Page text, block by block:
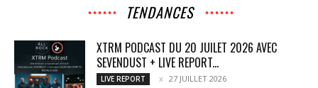
TENDANCES
XTRM PODCAST DU 20 JUILET 2026 AVEC
SEVENDUST + LIVE REPORT...
LIVE REPORT 27 JUILLET 2026